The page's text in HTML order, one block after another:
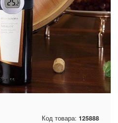
Код товара: 125888